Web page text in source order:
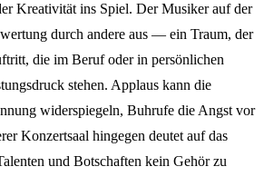
Kreativität ins Spiel. Der Musiker auf der
durch andere aus — ein Traum, der
die im Beruf oder in persönlichen
stehen. Applaus kann die
widerspiegeln, Buhrufe die Angst vor
Konzertsaal hingegen deutet auf das
und Botschaften kein Gehör zu